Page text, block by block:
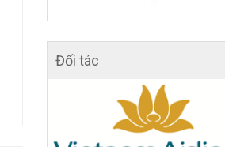
Đối tác